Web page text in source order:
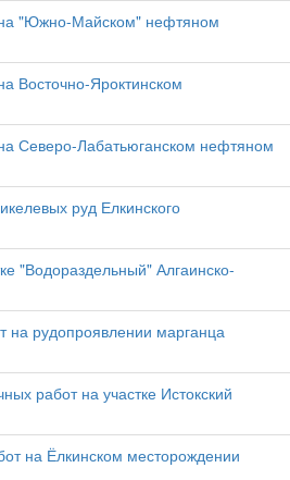
на "Южно-Майском" нефтяном
Восточно-Яроктинском
Северо-Лабатьюганском нефтяном
руд Елкинского
"Водораздельный" Алгаинско-
на рудопроявлении марганца
работ на участке Истокский
на Ёлкинском месторождении